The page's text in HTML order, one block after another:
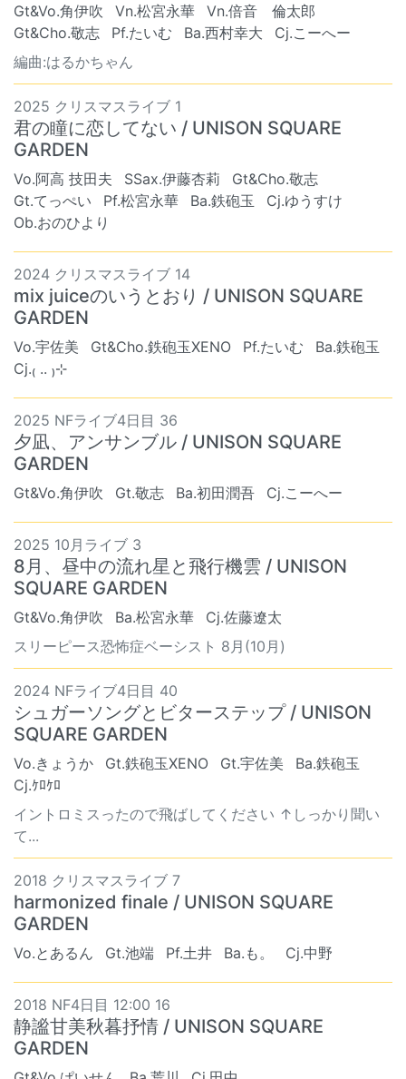
Gt&Vo.角伊吹 Vn.松宮永華
Vn.倍音 倫太郎
Gt&Cho.敬志
Pf.たいむ Ba.西村幸大
Cj.こーへー
編曲:はるかちゃん
2025 クリスマスライブ 1
君の瞳に恋してない / UNISON SQUARE
GARDEN
Vo.阿高 技田夫 SSax.伊藤杏莉
Gt&Cho.敬志
Gt.てっぺい
Pf.松宮永華 Ba.鉄砲玉
Cj.ゆうすけ
Ob.おのひより
2024 クリスマスライブ 14
mix juiceのいうとおり / UNISON SQUARE
GARDEN
Vo.宇佐美 Gt&Cho.鉄砲玉XENO Pf.たいむ
Ba.鉄砲玉
Cj.₍ .. ₎⊹
2025 NFライブ4日目 36
夕凪、アンサンブル / UNISON SQUARE
GARDEN
Gt&Vo.角伊吹 Gt.敬志 Ba.初田潤吾 Cj.こーへー
2025 10月ライブ 3
8月、昼中の流れ星と飛行機雲 / UNISON
SQUARE GARDEN
Gt&Vo.角伊吹 Ba.松宮永華
Cj.佐藤遼太
スリーピース恐怖症ベーシスト 8月(10月)
2024 NFライブ4日目 40
シュガーソングとビターステップ / UNISON
SQUARE GARDEN
Vo.きょうか Gt.鉄砲玉XENO Gt.宇佐美
Ba.鉄砲玉
Cj.ｹﾛｹﾛ
イントロミスったので飛ばしてください ↑しっかり聞い
て...
2018 クリスマスライブ 7
harmonized finale / UNISON SQUARE
GARDEN
Vo.とあるん Gt.池端 Pf.土井 Ba.も。 Cj.中野
2018 NF4日目 12:00 16
静謐甘美秋暮抒情 / UNISON SQUARE
GARDEN